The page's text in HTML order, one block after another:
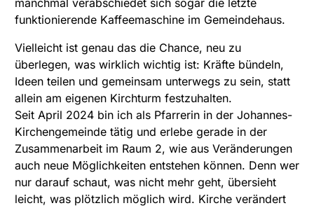
manchmal verabschiedet sich sogar die letzte
funktionierende Kaffeemaschine im Gemeindehaus.
Vielleicht ist genau das die Chance, neu zu
überlegen, was wirklich wichtig ist: Kräfte bündeln,
Ideen teilen und gemeinsam unterwegs zu sein, statt
allein am eigenen Kirchturm festzuhalten.
Seit April 2024 bin ich als Pfarrerin in der Johannes-
Kirchengemeinde tätig und erlebe gerade in der
Zusammenarbeit im Raum 2, wie aus Veränderungen
auch neue Möglichkeiten entstehen können. Denn wer
nur darauf schaut, was nicht mehr geht, übersieht
leicht, was plötzlich möglich wird. Kirche verändert